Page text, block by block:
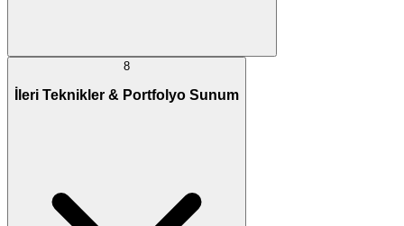
8
İleri Teknikler & Portfolyo Sunum